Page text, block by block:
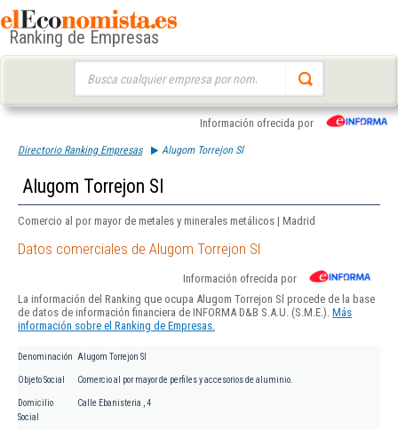
Ranking de Empresas
Información ofrecida por
Directorio Ranking Empresas Alugom Torrejon Sl
Alugom Torrejon Sl
Comercio al por mayor de metales y minerales metálicos | Madrid
Datos comerciales de Alugom Torrejon Sl
Información ofrecida por
La información del Ranking que ocupa Alugom Torrejon Sl procede de la base
de datos de información financiera de INFORMA D&B S.A.U. (S.M.E.). Más
información sobre el Ranking de Empresas.
Denominación Alugom Torrejon Sl
Objeto Social Comercio al por mayor de perfiles y accesorios de aluminio.
Domicilio
Social
Calle Ebanisteria , 4